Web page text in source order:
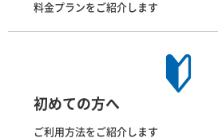
料金プランをご紹介します
初めての方へ
ご利用方法をご紹介します